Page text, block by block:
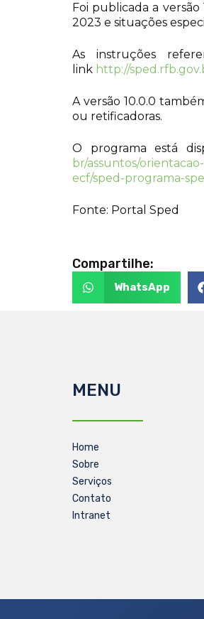
Foi publicada a
2023 e situações
As instruções
link http://
A versão 10.0.0
ou retificadoras.
O programa está
br/assuntos/
ecf/sped-programa-
Fonte: Portal Sped
Compartilhe:
WhatsApp
MENU
Home
Sobre
Serviços
Contato
Intranet